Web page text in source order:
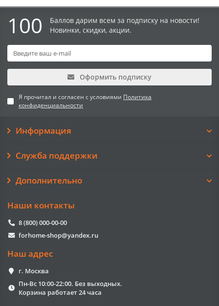
100
Баллов дарим всем за подписку на новости!
Новинки, скидки, акции.
Оформить подписку
Я прочитал и согласен с условиями Политика
конфиденциальности
Информация
Служба поддержки
Дополнительно
Наши контакты
8 (800) 000-00-00
forhome-shop@yandex.ru
Наш адрес
г. Москва
Пн-Вс 10:00-22:00. Без выходных.
Корзина работает 24 часа